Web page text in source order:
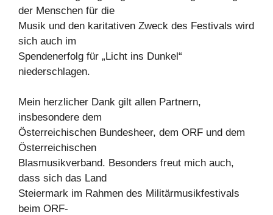
der Menschen für die
Musik und den karitativen Zweck des Festivals wird
sich auch im
Spendenerfolg für „Licht ins Dunkel“
niederschlagen.
Mein herzlicher Dank gilt allen Partnern,
insbesondere dem
Österreichischen Bundesheer, dem ORF und dem
Österreichischen
Blasmusikverband. Besonders freut mich auch,
dass sich das Land
Steiermark im Rahmen des Militärmusikfestivals
beim ORF-